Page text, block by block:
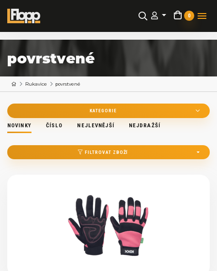
0
povrstvené
Rukavice povrstvené
KATEGORIE
NOVINKY ČÍSLO NEJLEVNĚJŠÍ NEJDRAŽŠÍ
FILTROVAT ZBOŽÍ